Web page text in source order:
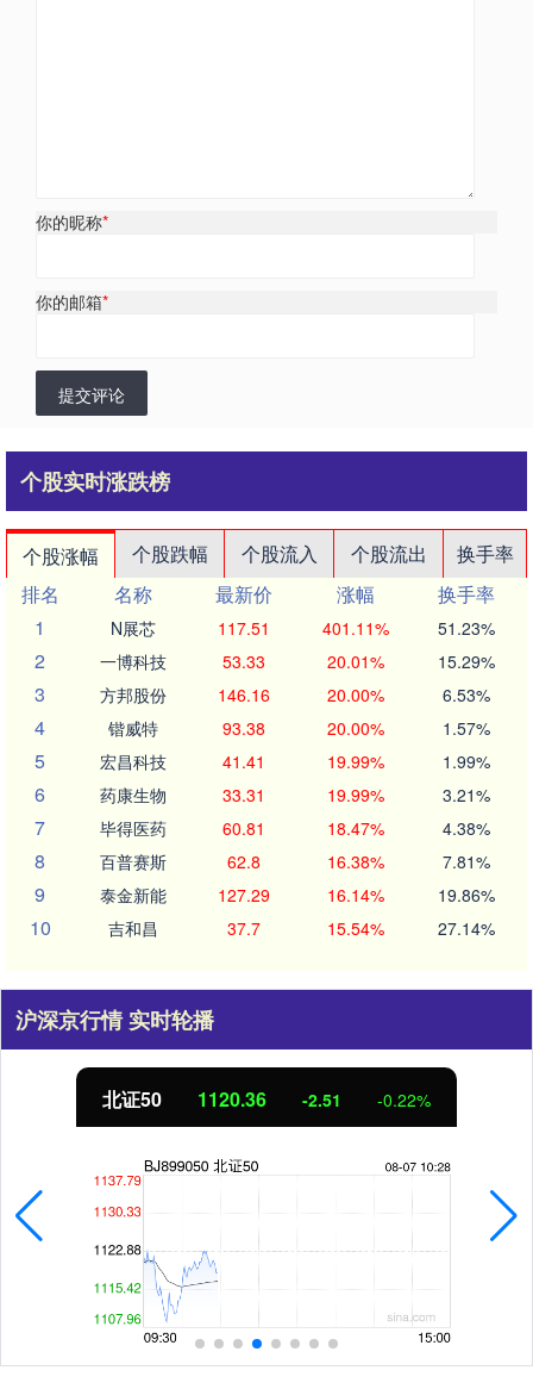
你的昵称*
你的邮箱*
提交评论
个股实时涨跌榜
个股涨幅 个股跌幅 个股流入 个股流出
换手率
排名
名称 最新价 涨幅
换手率
1
N展芯 117.51 401.11% 51.23%
2 一博科技 53.33 20.01% 15.29%
3 方邦股份 146.16 20.00% 6.53%
4 锴威特 93.38 20.00% 1.57%
5 宏昌科技 41.41 19.99% 1.99%
6 药康生物 33.31 19.99% 3.21%
7 毕得医药 60.81 18.47% 4.38%
8 百普赛斯 62.8 16.38% 7.81%
9 泰金新能 127.29 16.14% 19.86%
10 吉和昌 37.7 15.54% 27.14%
沪深京行情 实时轮播
北证50 1120.36 -2.51 -0.22%